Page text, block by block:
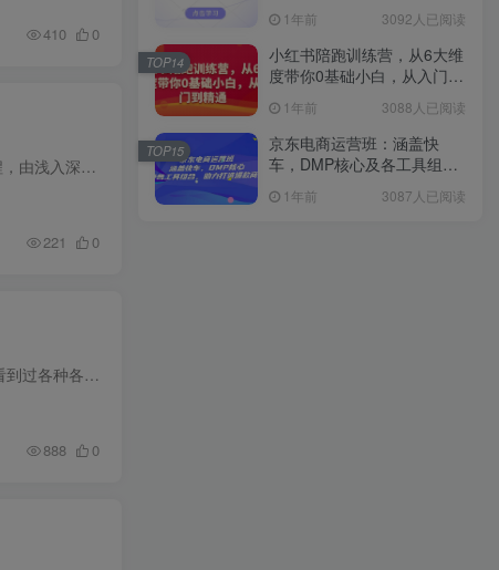
410 0
本课程为 OpenClaw 专项实战课程，以 “理解并真正掌握小龙虾” 为核心目标，通过 5 节高清 2K 视频课程，由浅入深系统讲解 OpenClaw 的核心原理、操作逻辑、功能应用与实战技巧。课程内容条理...
221 0
2026影视号赚钱全攻略：0粉就能变现，轻松月入过万的秘诀都在这~ 平时刷抖音的时候，想必大家也都看到过各种各样的电影解说，像这种短视频影视号是门槛最低，也是最容易赚钱的。 目前各大平台的...
888 0
1年前 3092人已阅读
小红书陪跑训练营，从6大维
度带你0基础小白，从入门到
1年前 3088人已阅读
TOP14
京东电商运营班：涵盖快
车，DMP核心及各工具组
1年前 3087人已阅读
TOP15